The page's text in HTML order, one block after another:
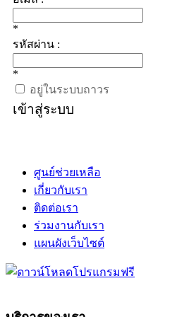
*
รหัสผ่าน :
*
อยู่ในระบบถาวร
เข้าสู่ระบบ
ศูนย์ช่วยเหลือ
เกี่ยวกับเรา
ติดต่อเรา
ร่วมงานกับเรา
แผนผังเว็บไซต์